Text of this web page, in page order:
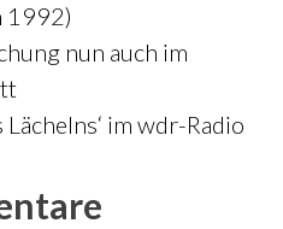
1992)
nun auch im
Lächelns‘ im wdr-Radio